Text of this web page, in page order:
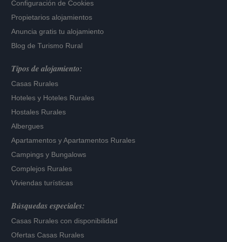
Configuración de Cookies
Propietarios alojamientos
Anuncia gratis tu alojamiento
Blog de Turismo Rural
Tipos de alojamiento:
Casas Rurales
Hoteles y Hoteles Rurales
Hostales Rurales
Albergues
Apartamentos yApartamentos Rurales
Campings y Bungalows
Complejos Rurales
Viviendas turísticas
Búsquedas especiales:
Casas Rurales con disponibilidad
Ofertas Casas Rurales